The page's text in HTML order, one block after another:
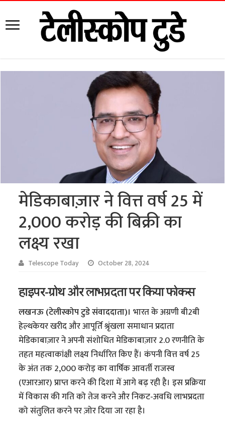
मेडिकाबाज़ार ने वित्त वर्ष 25 में
2,000 करोड़ की बिक्री का
लक्ष्य रखा
Telescope Today October 28, 2024
हाइपर-ग्रोथ और लाभप्रदता पर किया फोकस
लखनऊ (टेलीस्कोप टुडे संवाददाता)।भारत के अग्रणी बी2बी
हेल्थकेयर खरीद और आपूर्ति श्रृंखला समाधान प्रदाता
मेडिकाबाज़ार ने अपनी संशोधित मेडिकाबाज़ार 2.0 रणनीति के
तहत महत्वाकांक्षी लक्ष्य निर्धारित किए हैं। कंपनी वित्त वर्ष 25
के अंत तक 2,000 करोड़ का वार्षिक आवर्ती राजस्व
(एआरआर) प्राप्त करने की दिशा में आगे बढ़ रही है। इस प्रक्रिया
में विकास की गति को तेज करने और निकट-अवधि लाभप्रदता
को संतुलित करने पर ज़ोर दिया जा रहा है।